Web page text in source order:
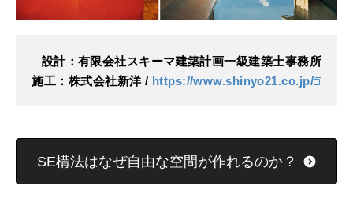
設計：有限会社スキーマ建築計画一級建築士事務所
施工：株式会社新洋 / https://www.shinyo21.co.jp/
SE構法はなぜ自由な空間が作れるのか？